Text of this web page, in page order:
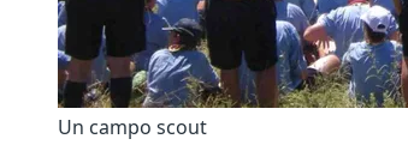
Un campo scout